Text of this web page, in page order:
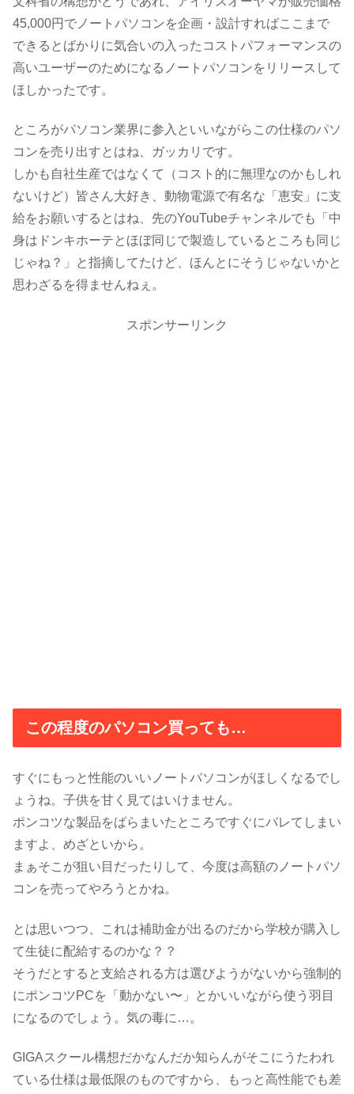
45,000円でノートパソコンを企画・設計すればここまで
できるとばかりに気合いの入ったコストパフォーマンスの
高いユーザーのためになるノートパソコンをリリースして
ほしかったです。
ところがパソコン業界に参入といいながらこの仕様のパソ
コンを売り出すとはね、ガッカリです。
しかも自社生産ではなくて（コスト的に無理なのかもしれ
ないけど）皆さん大好き、動物電源で有名な「恵安」に支
給をお願いするとはね、先のYouTubeチャンネルでも「中
身はドンキホーテとほぼ同じで製造しているところも同じ
じゃね？」と指摘してたけど、ほんとにそうじゃないかと
思わざるを得ませんねぇ。
スポンサーリンク
この程度のパソコン買っても…
すぐにもっと性能のいいノートパソコンがほしくなるでし
ょうね。子供を甘く見てはいけません。
ポンコツな製品をばらまいたところですぐにバレてしまい
ますよ、めざといから。
まぁそこが狙い目だったりして、今度は高額のノートパソ
コンを売ってやろうとかね。
とは思いつつ、これは補助金が出るのだから学校が購入し
て生徒に配給するのかな？？
そうだとすると支給される方は選びようがないから強制的
にポンコツPCを「動かない〜」とかいいながら使う羽目
になるのでしょう。気の毒に…。
GIGAスクール構想だかなんだか知らんがそこにうたわれ
ている仕様は最低限のものですから、もっと高性能でも差